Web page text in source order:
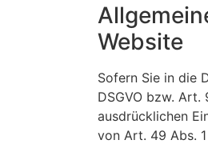
Website
Sofern Sie in die
DSGVO bzw. Art.
ausdrücklichen
von Art. 49 Abs.